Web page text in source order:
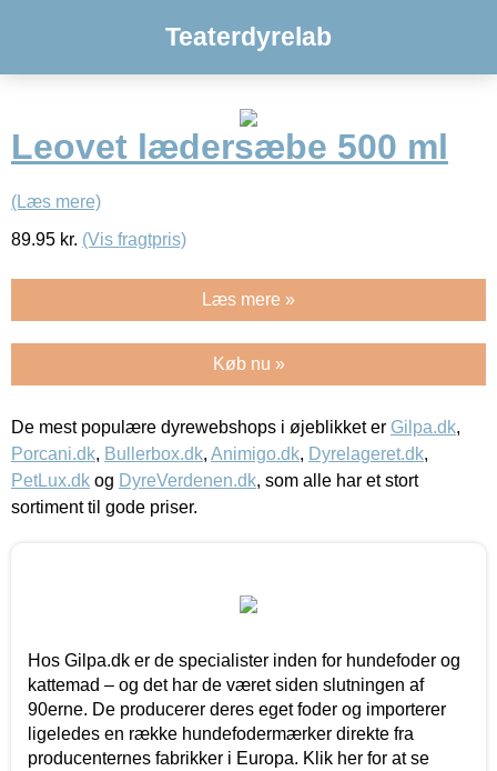
Teaterdyrelab
Leovet lædersæbe 500 ml
(Læs mere)
89.95 kr. (Vis fragtpris)
Læs mere »
Køb nu »
De mest populære dyrewebshops i øjeblikket er Gilpa.dk,
Porcani.dk, Bullerbox.dk, Animigo.dk, Dyrelageret.dk,
PetLux.dk og DyreVerdenen.dk, som alle har et stort
sortiment til gode priser.
Hos Gilpa.dk er de specialister inden for hundefoder og
kattemad – og det har de været siden slutningen af
90erne. De producerer deres eget foder og importerer
ligeledes en række hundefodermærker direkte fra
producenternes fabrikker i Europa. Klik her for at se